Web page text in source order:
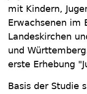
mit Kindern,
Erwachsenen im
Landeskirchen
und
erste Erhebung
Basis der Studie